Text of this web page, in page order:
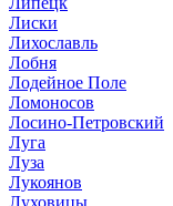
Лиски
Лихославль
Лобня
Лодейное Поле
Ломоносов
Лосино-Петровский
Луга
Луза
Лукоянов
Луховицы